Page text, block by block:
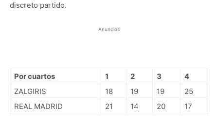
discreto partido.
Anuncios
Por cuartos 1 2 3
4
ZALGIRIS
18 19 19
25
REAL MADRID
21 14 20 17